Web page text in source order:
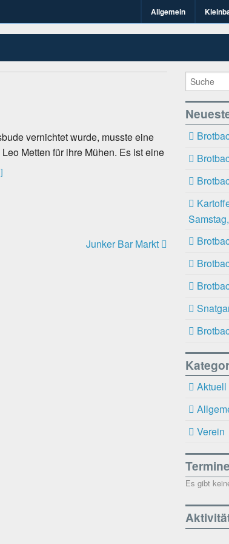
Allgemein
vernichtet wurde, musste eine
Metten für ihre Mühen. Es ist eine
Junker Bar Markt
Aktuell
Verein
Termine
Es gibt